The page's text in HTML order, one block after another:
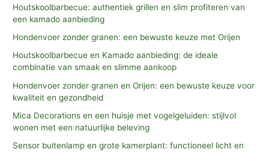
o
Houtskoolbarbecue: authentiek grillen en slim profiteren van
een kamado aanbieding
Hondenvoer zonder granen: een bewuste keuze met Orijen
Houtskoolbarbecue en Kamado aanbieding: de ideale
combinatie van smaak en slimme aankoop
Hondenvoer zonder granen en Orijen: een bewuste keuze voor
kwaliteit en gezondheid
Mica Decorations en een huisje met vogelgeluiden: stijlvol
wonen met een natuurlijke beleving
Sensor buitenlamp en grote kamerplant: functioneel licht en